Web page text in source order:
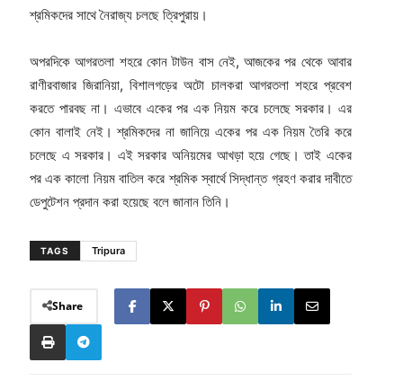
শ্রমিকদের সাথে নৈরাজ্য চলছে ত্রিপুরায়।
অপরদিকে আগরতলা শহরে কোন টাউন বাস নেই, আজকের পর থেকে আবার
রাণীরবাজার জিরানিয়া, বিশালগড়ের অটো চালকরা আগরতলা শহরে প্রবেশ
করতে পারবছ না। এভাবে একের পর এক নিয়ম করে চলেছে সরকার। এর
কোন বালাই নেই। শ্রমিকদের না জানিয়ে একের পর এক নিয়ম তৈরি করে
চলেছে এ সরকার। এই সরকার অনিয়মের আখড়া হয়ে গেছে। তাই একের
পর এক কালো নিয়ম বাতিল করে শ্রমিক স্বার্থে সিদ্ধান্ত গ্রহণ করার দাবীতে
ডেপুটেশন প্রদান করা হয়েছে বলে জানান তিনি।
TAGS Tripura
Share